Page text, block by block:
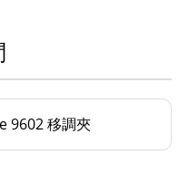
9602 移調夾